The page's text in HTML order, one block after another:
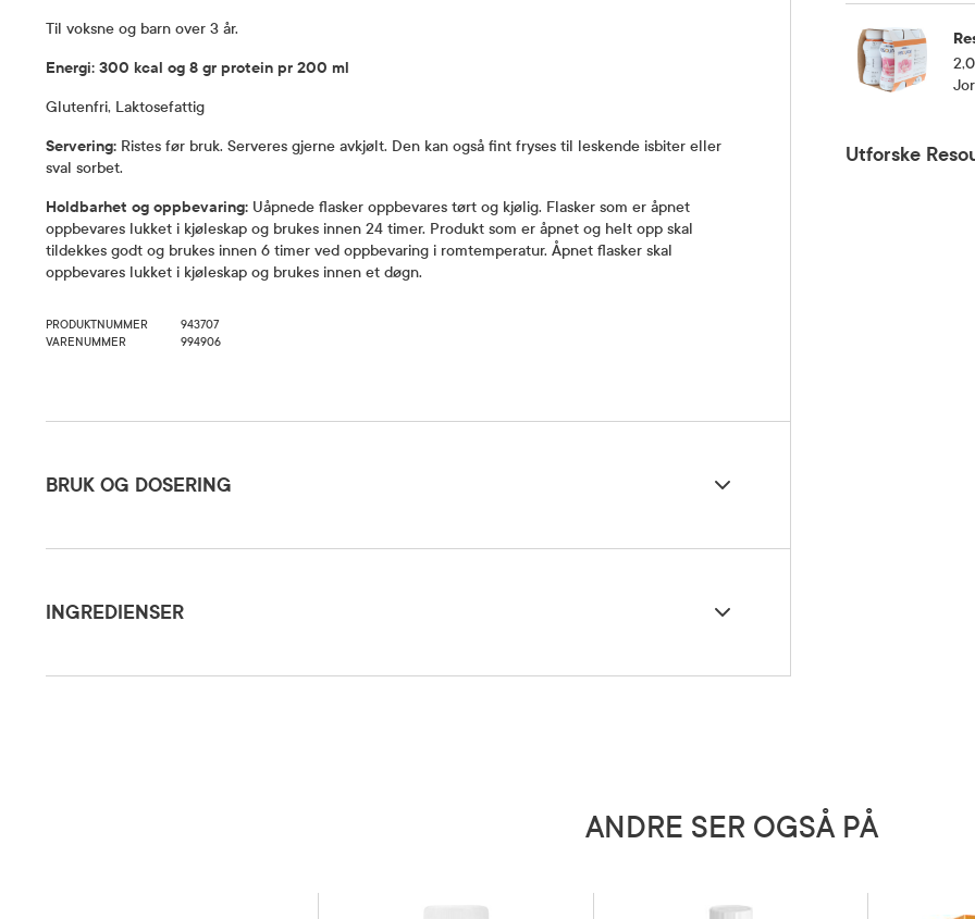
Til voksne og barn over 3 år.
Energi: 300 kcal og 8 gr protein pr 200 ml
Glutenfri, Laktosefattig
Servering: Ristes før bruk. Serveres gjerne avkjølt. Den kan også fint fryses til leskende isbiter eller
sval sorbet.
Holdbarhet og oppbevaring: Uåpnede flasker oppbevares tørt og kjølig. Flasker som er åpnet
oppbevares lukket i kjøleskap og brukes innen 24 timer. Produkt som er åpnet og helt opp skal
tildekkes godt og brukes innen 6 timer ved oppbevaring i romtemperatur. Åpnet flasker skal
oppbevares lukket i kjøleskap og brukes innen et døgn.
PRODUKTNUMMER
943707
VARENUMMER
994906
BRUK OG DOSERING
Dosering og bruksområde
INGREDIENSER
Utforske
ANDRE SER OGSÅ PÅ